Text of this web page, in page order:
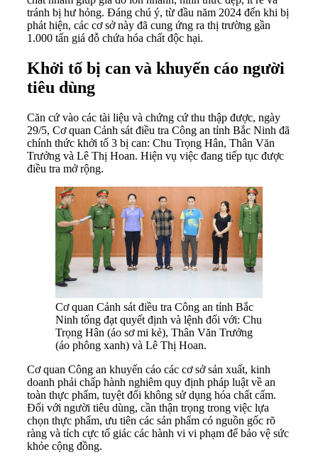
tránh bị hư hỏng. Đáng chú ý, từ đầu năm 2024 đến khi bị
phát hiện, các cơ sở này đã cung ứng ra thị trường gần
1.000 tấn giá đỗ chứa hóa chất độc hại.
Khởi tố bị can và khuyến cáo người
tiêu dùng
Căn cứ vào các tài liệu và chứng cứ thu thập được, ngày
29/5, Cơ quan Cảnh sát điều tra Công an tỉnh Bắc Ninh đã
chính thức khởi tố 3 bị can: Chu Trọng Hân, Thân Văn
Trưởng và Lê Thị Hoan. Hiện vụ việc đang tiếp tục được
điều tra mở rộng.
Cơ quan Cảnh sát điều tra Công an tỉnh Bắc
Ninh tống đạt quyết định và lệnh đối với: Chu
Trọng Hân (áo sơ mi kẻ), Thân Văn Trưởng
(áo phông xanh) và Lê Thị Hoan.
Cơ quan Công an khuyến cáo các cơ sở sản xuất, kinh
doanh phải chấp hành nghiêm quy định pháp luật về an
toàn thực phẩm, tuyệt đối không sử dụng hóa chất cấm.
Đối với người tiêu dùng, cần thận trọng trong việc lựa
chọn thực phẩm, ưu tiên các sản phẩm có nguồn gốc rõ
ràng và tích cực tố giác các hành vi vi phạm để bảo vệ sức
khỏe cộng đồng.